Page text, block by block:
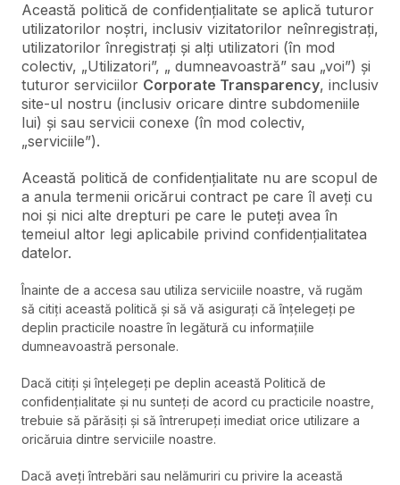
Această politică de confidențialitate se aplică tuturor
utilizatorilor noștri, inclusiv vizitatorilor neînregistrați,
utilizatorilor înregistrați și alți utilizatori (în mod
colectiv, „Utilizatori”, „ dumneavoastră” sau „voi”) și
tuturor serviciilor Corporate Transparency, inclusiv
site-ul nostru (inclusiv oricare dintre subdomeniile
lui) și sau servicii conexe (în mod colectiv,
„serviciile”).
Această politică de confidențialitate nu are scopul de
a anula termenii oricărui contract pe care îl aveți cu
noi și nici alte drepturi pe care le puteți avea în
temeiul altor legi aplicabile privind confidențialitatea
datelor.
Înainte de a accesa sau utiliza serviciile noastre, vă rugăm
să citiți această politică și să vă asigurați că înțelegeți pe
deplin practicile noastre în legătură cu informațiile
dumneavoastră personale.
Dacă citiți și înțelegeți pe deplin această Politică de
confidențialitate și nu sunteți de acord cu practicile noastre,
trebuie să părăsiți și să întrerupeți imediat orice utilizare a
oricăruia dintre serviciile noastre.
Dacă aveți întrebări sau nelămuriri cu privire la această